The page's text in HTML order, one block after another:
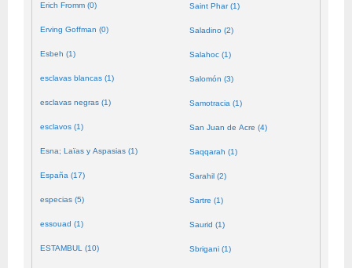
Erich Fromm (0)
Erving Goffman (0)
Esbeh (1)
esclavas blancas (1)
esclavas negras (1)
esclavos (1)
Esna; Laïas y Aspasias (1)
España (17)
especias (5)
essouad (1)
ESTAMBUL (10)
Saint Phar (1)
Saladino (2)
Salahoc (1)
Salomón (3)
Samotracia (1)
San Juan de Acre (4)
Saqqarah (1)
Sarahil (2)
Sartre (1)
Saurid (1)
Sbrigani (1)